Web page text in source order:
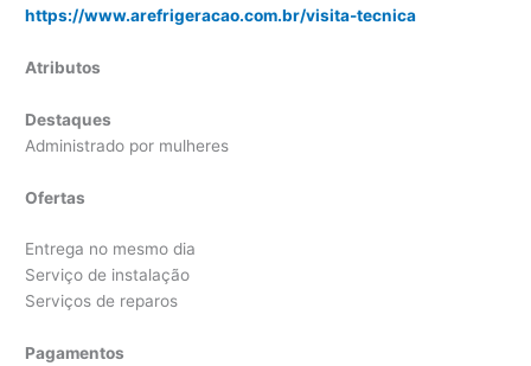
https://www.arefrigeracao.com.br/visita-tecnica
Atributos
Destaques
Administrado por mulheres
Ofertas
Entrega no mesmo dia
Serviço de instalação
Serviços de reparos
Pagamentos